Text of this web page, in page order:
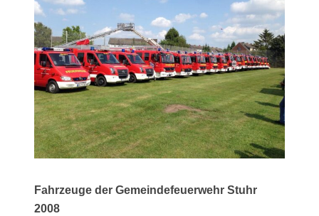
Fahrzeuge der Gemeindefeuerwehr Stuhr
2008